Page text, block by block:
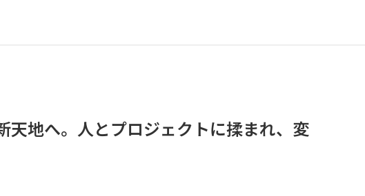
天地へ。人とプロジェクトに揉まれ、変